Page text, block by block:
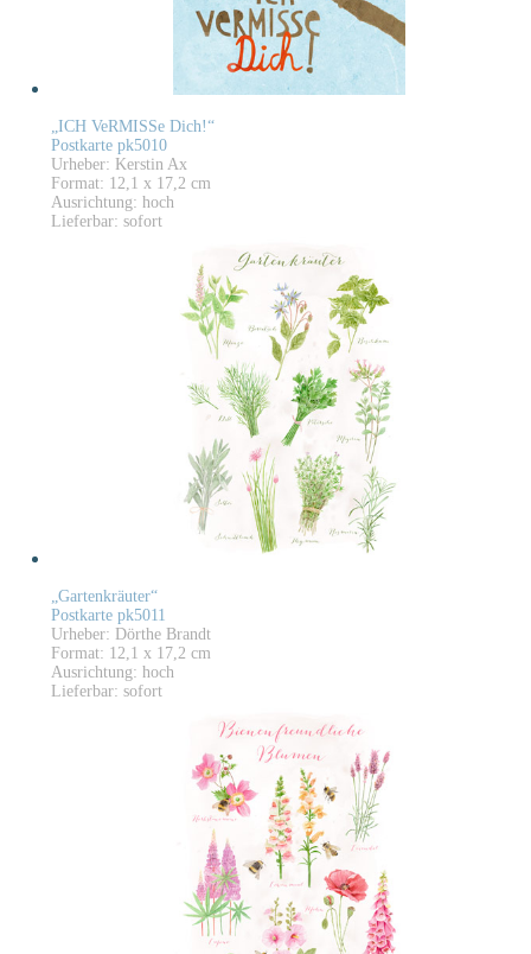
„ICH VeRMISSe Dich!“
Postkarte pk5010
Urheber: Kerstin Ax
Format: 12,1 x 17,2 cm
Ausrichtung: hoch
Lieferbar: sofort
„Gartenkräuter“
Postkarte pk5011
Urheber: Dörthe Brandt
Format: 12,1 x 17,2 cm
Ausrichtung: hoch
Lieferbar: sofort